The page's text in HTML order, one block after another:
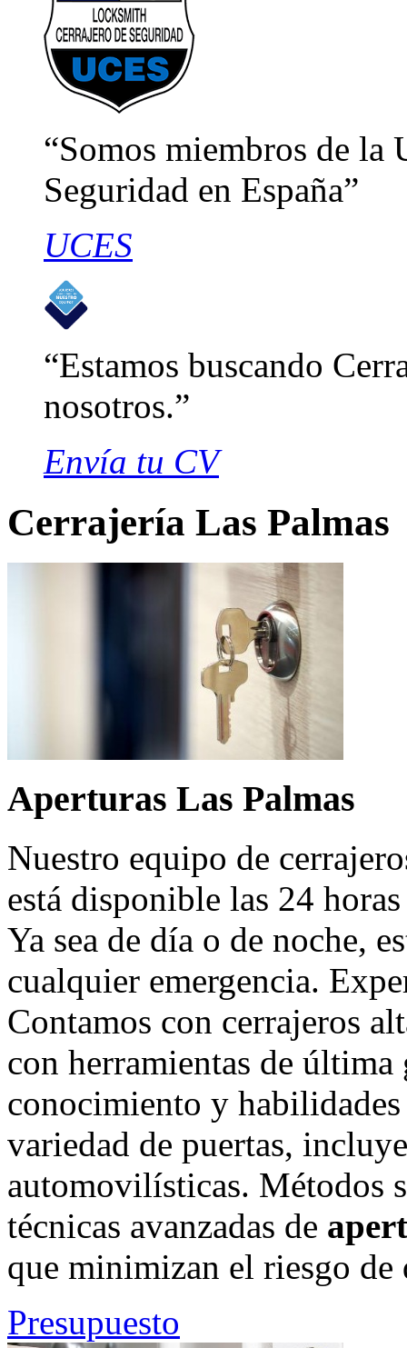
Somos miembros de la
Seguridad en España
UCES
Estamos buscando
nosotros.
Envía tu CV
Cerrajería Las Palmas
Aperturas Las Palmas
Nuestro equipo de
está disponible las 24
Ya sea de día o de noche,
cualquier emergencia.
Contamos con cerrajeros
con herramientas de
conocimiento y
variedad de puertas,
automovilísticas. Métodos
técnicas avanzadas de
que minimizan el riesgo de
Presupuesto